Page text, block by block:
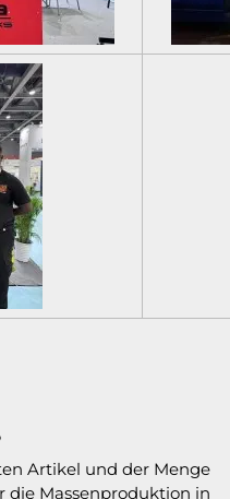
Artikel und der Menge
die Massenproduktion in